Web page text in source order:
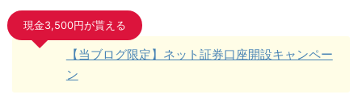
現金3,500円が貰える
【当ブログ限定】ネット証券口座開設キャンペー
ン